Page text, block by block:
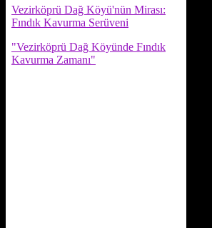
Vezirköprü Dağ Köyü'nün Mirası:
Fındık Kavurma Serüveni
"Vezirköprü Dağ Köyünde Fındık
Kavurma Zamanı"